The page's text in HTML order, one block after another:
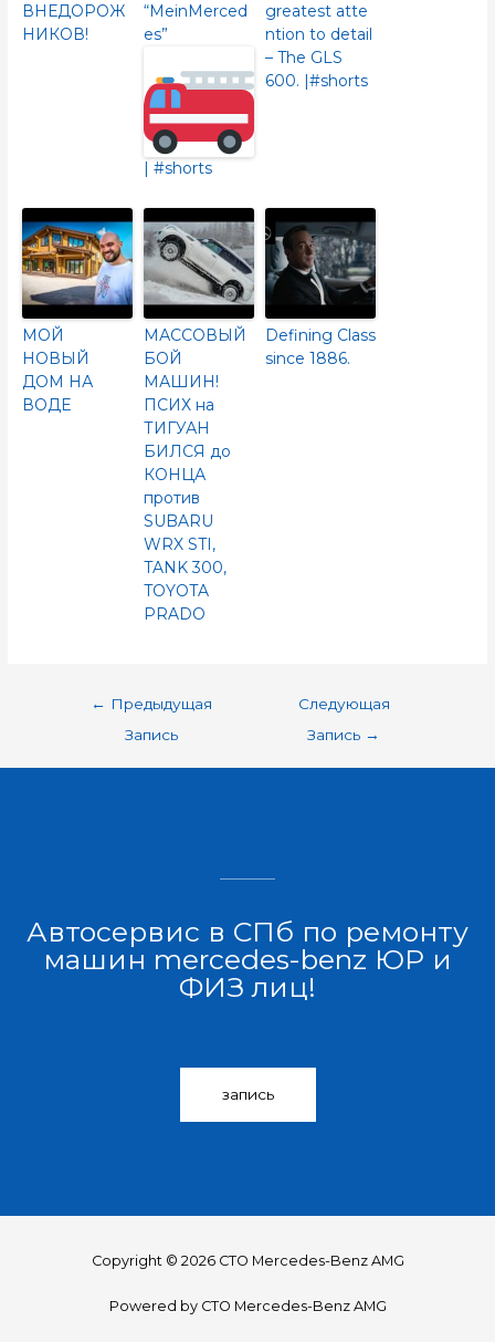
ВНЕДОРОЖ
НИКОВ!
“MeinMerced
es”
| #shorts
greatest atte
ntion to detail
– The GLS
600.​ |#shorts
МОЙ
НОВЫЙ
ДОМ НА
ВОДЕ
МАССОВЫЙ
БОЙ
МАШИН!
ПСИХ на
ТИГУАН
БИЛСЯ до
КОНЦА
против
SUBARU
WRX STI,
TANK 300,
TOYOTA
PRADO
Defining Class
since 1886.
← Предыдущая
Запись
Следующая
Запись →
Автосервис в СПб по ремонту
машин mercedes-benz ЮР и
ФИЗ лиц!
запись
Copyright © 2026 СТО Mercedes-Benz AMG
Powered by СТО Mercedes-Benz AMG